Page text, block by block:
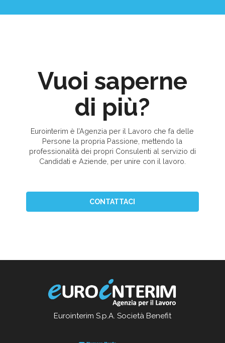
Vuoi saperne
di più?
Eurointerim è l’Agenzia per il Lavoro che fa delle
Persone la propria Passione, mettendo la
professionalità dei propri Consulenti al servizio di
Candidati e Aziende, per unire con il lavoro.
CONTATTACI
Eurointerim S.p.A. Società Benefit